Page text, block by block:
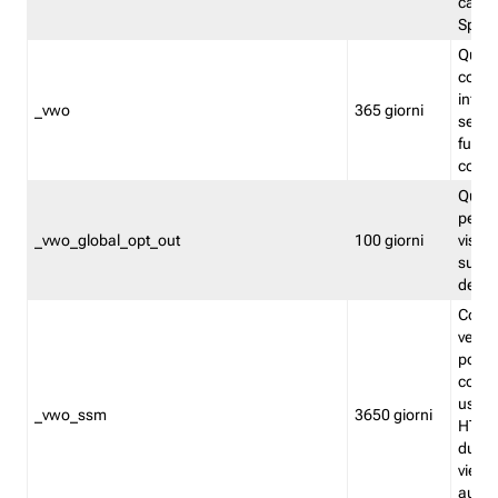
Split
_vwo 365 giorni
_vwo_global_opt_out 100 giorni
su
_vwo_ssm 3650 giorni
viene